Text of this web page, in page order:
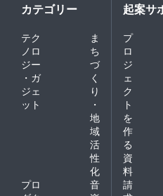
カテゴリー
テク
ノロ
ジー
・ガ
ジェ
ット
ま
ち
づ
く
り
・
地
域
活
性
化
プロ
音
起案サ
プ
ロ
ジ
ェ
ク
ト
を
作
る
資
料
請